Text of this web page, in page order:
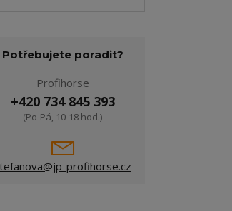
Potřebujete poradit?
Profihorse
+420 734 845 393
(Po-Pá, 10-18 hod.)
profihorse.cz